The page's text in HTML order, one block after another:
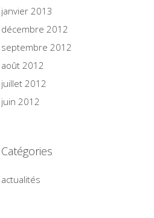
janvier 2013
décembre 2012
septembre 2012
août 2012
juillet 2012
juin 2012
Catégories
actualités